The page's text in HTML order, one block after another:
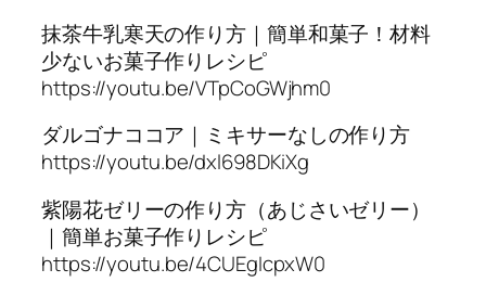
抹茶牛乳寒天の作り方｜簡単和菓子！材料
少ないお菓子作りレシピ
https://youtu.be/VTpCoGWjhm0
ダルゴナココア｜ミキサーなしの作り方
https://youtu.be/dxl698DKiXg
紫陽花ゼリーの作り方（あじさいゼリー）
｜簡単お菓子作りレシピ
https://youtu.be/4CUEgIcpxW0